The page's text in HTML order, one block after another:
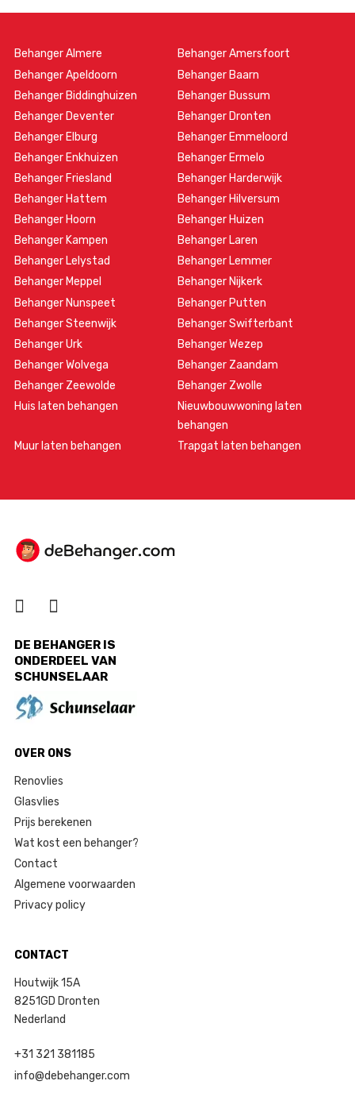
Behanger Almere
Behanger Amersfoort
Behanger Apeldoorn
Behanger Baarn
Behanger Biddinghuizen
Behanger Bussum
Behanger Deventer
Behanger Dronten
Behanger Elburg
Behanger Emmeloord
Behanger Enkhuizen
Behanger Ermelo
Behanger Friesland
Behanger Harderwijk
Behanger Hattem
Behanger Hilversum
Behanger Hoorn
Behanger Huizen
Behanger Kampen
Behanger Laren
Behanger Lelystad
Behanger Lemmer
Behanger Meppel
Behanger Nijkerk
Behanger Nunspeet
Behanger Putten
Behanger Steenwijk
Behanger Swifterbant
Behanger Urk
Behanger Wezep
Behanger Wolvega
Behanger Zaandam
Behanger Zeewolde
Behanger Zwolle
Huis laten behangen
Nieuwbouwwoning laten
behangen
Muur laten behangen
Trapgat laten behangen
DE BEHANGER IS
ONDERDEEL VAN
SCHUNSELAAR
OVER ONS
Renovlies
Glasvlies
Prijs berekenen
Wat kost een behanger?
Contact
Algemene voorwaarden
Privacy policy
CONTACT
Houtwijk 15A
8251GD Dronten
Nederland
+31 321 381185
info@debehanger.com